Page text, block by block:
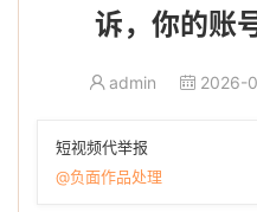
诉，你的账
admin 2026-
短视频代举报
@负面作品处理